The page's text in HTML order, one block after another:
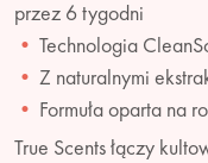
przez 6 tygodni
Technologia
Z naturalnymi
Formuła oparta na
True Scents łączy